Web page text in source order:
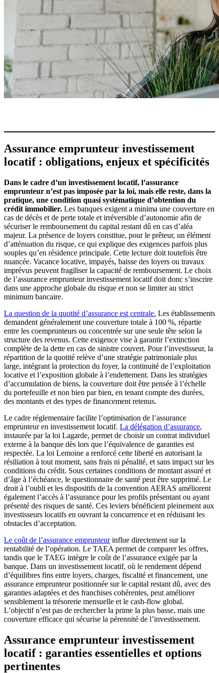
Assurance emprunteur investissement
locatif : obligations, enjeux et spécificités
Dans le cadre d’un investissement locatif, l’assurance
emprunteur n’est pas imposée par la loi, mais elle reste, dans la
pratique, une condition quasi systématique d’obtention du
crédit immobilier. Les banques exigent a minima une couverture en
cas de décès et de perte totale et irréversible d’autonomie afin de
sécuriser le remboursement du capital restant dû en cas d’aléa
majeur. La présence de loyers constitue, pour le prêteur, un élément
d’atténuation du risque, ce qui explique des exigences parfois plus
souples qu’en résidence principale. Cette lecture doit toutefois être
nuancée. Vacance locative, impayés, baisse des loyers ou travaux
imprévus peuvent fragiliser la capacité de remboursement. Le choix
de l’assurance emprunteur investissement locatif doit donc s’inscrire
dans une approche globale du risque et non se limiter au strict
minimum bancaire.
La question de la quotité d’assurance est centrale. Les établissements
demandent généralement une couverture totale à 100 %, répartie
entre les coemprunteurs ou concentrée sur une seule tête selon la
structure des revenus. Cette exigence vise à garantir l’extinction
complète de la dette en cas de sinistre couvert. Pour l’investisseur, la
répartition de la quotité relève d’une stratégie patrimoniale plus
large, intégrant la protection du foyer, la continuité de l’exploitation
locative et l’exposition globale à l’endettement. Dans les stratégies
d’accumulation de biens, la couverture doit être pensée à l’échelle
du portefeuille et non bien par bien, en tenant compte des durées,
des montants et des types de financement retenus.
Le cadre réglementaire facilite l’optimisation de l’assurance
emprunteur en investissement locatif. La délégation d’assurance,
instaurée par la loi Lagarde, permet de choisir un contrat individuel
externe à la banque dès lors que l’équivalence de garanties est
respectée. La loi Lemoine a renforcé cette liberté en autorisant la
résiliation à tout moment, sans frais ni pénalité, et sans impact sur les
conditions du crédit. Sous certaines conditions de montant assuré et
d’âge à l’échéance, le questionnaire de santé peut être supprimé. Le
droit à l’oubli et les dispositifs de la convention AERAS améliorent
également l’accès à l’assurance pour les profils présentant ou ayant
présenté des risques de santé. Ces leviers bénéficient pleinement aux
investisseurs locatifs en ouvrant la concurrence et en réduisant les
obstacles d’acceptation.
Le coût de l’assurance emprunteurinflue directement sur la
rentabilité de l’opération. Le TAEA permet de comparer les offres,
tandis que le TAEG intègre le coût de l’assurance exigée par la
banque. Dans un investissement locatif, où le rendement dépend
d’équilibres fins entre loyers, charges, fiscalité et financement, une
assurance emprunteur positionnée sur le capital restant dû, avec des
garanties adaptées et des franchises cohérentes, peut améliorer
sensiblement la trésorerie mensuelle et le cash-flow global.
L’objectif n’est pas de rechercher la prime la plus basse, mais une
couverture efficace qui sécurise la pérennité de l’investissement.
Assurance emprunteur investissement
locatif : garanties essentielles et options
pertinentes